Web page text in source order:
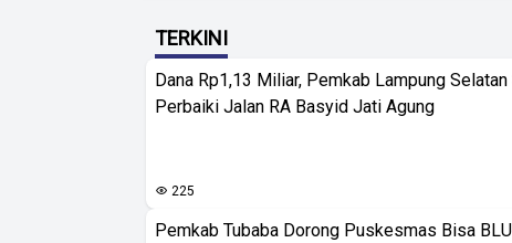
TERKINI
Dana Rp1,13 Miliar, Pemkab Lampung
Perbaiki Jalan RA Basyid Jati Agung
225
Pemkab Tubaba Dorong Puskesmas Bisa